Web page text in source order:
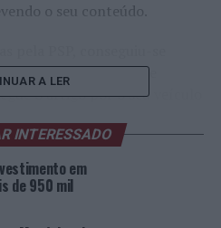
o seu conteúdo.
da viatura que
o artigo por o seu veículo
na viatura.
A LER
INTERESSADO
em
de 950 mil